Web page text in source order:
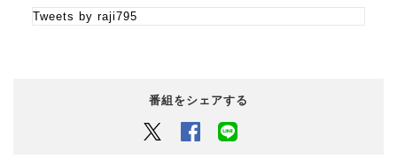
学校・部活にある変なルール、理不尽なルールをGreat
Teacher 保井に報告してくれ！
Tweets by raji795
番組をシェアする
Twitter Facebook